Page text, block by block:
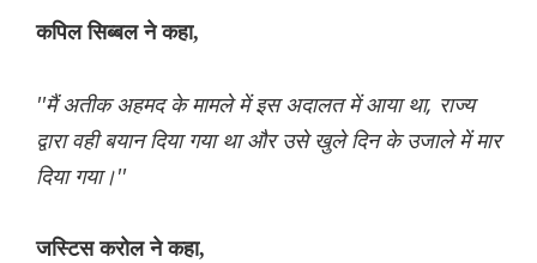
कपिल सिब्बल ने कहा,
''मैं अतीक अहमद के मामले में इस अदालत में आया था, राज्य
द्वारा वही बयान दिया गया था और उसे खुले दिन के उजाले में मार
दिया गया।''
जस्टिस करोल ने कहा,